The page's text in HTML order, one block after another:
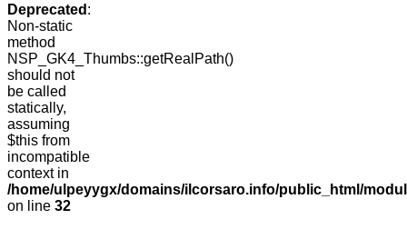
Deprecated :
Non-static
method
NSP_GK4_Thumbs::getRealPath()
should not
be called
statically,
assuming
$this from
incompatible
context in
/home/ulpeyygx/domains/ilcorsaro.info/public_html/
on line 32